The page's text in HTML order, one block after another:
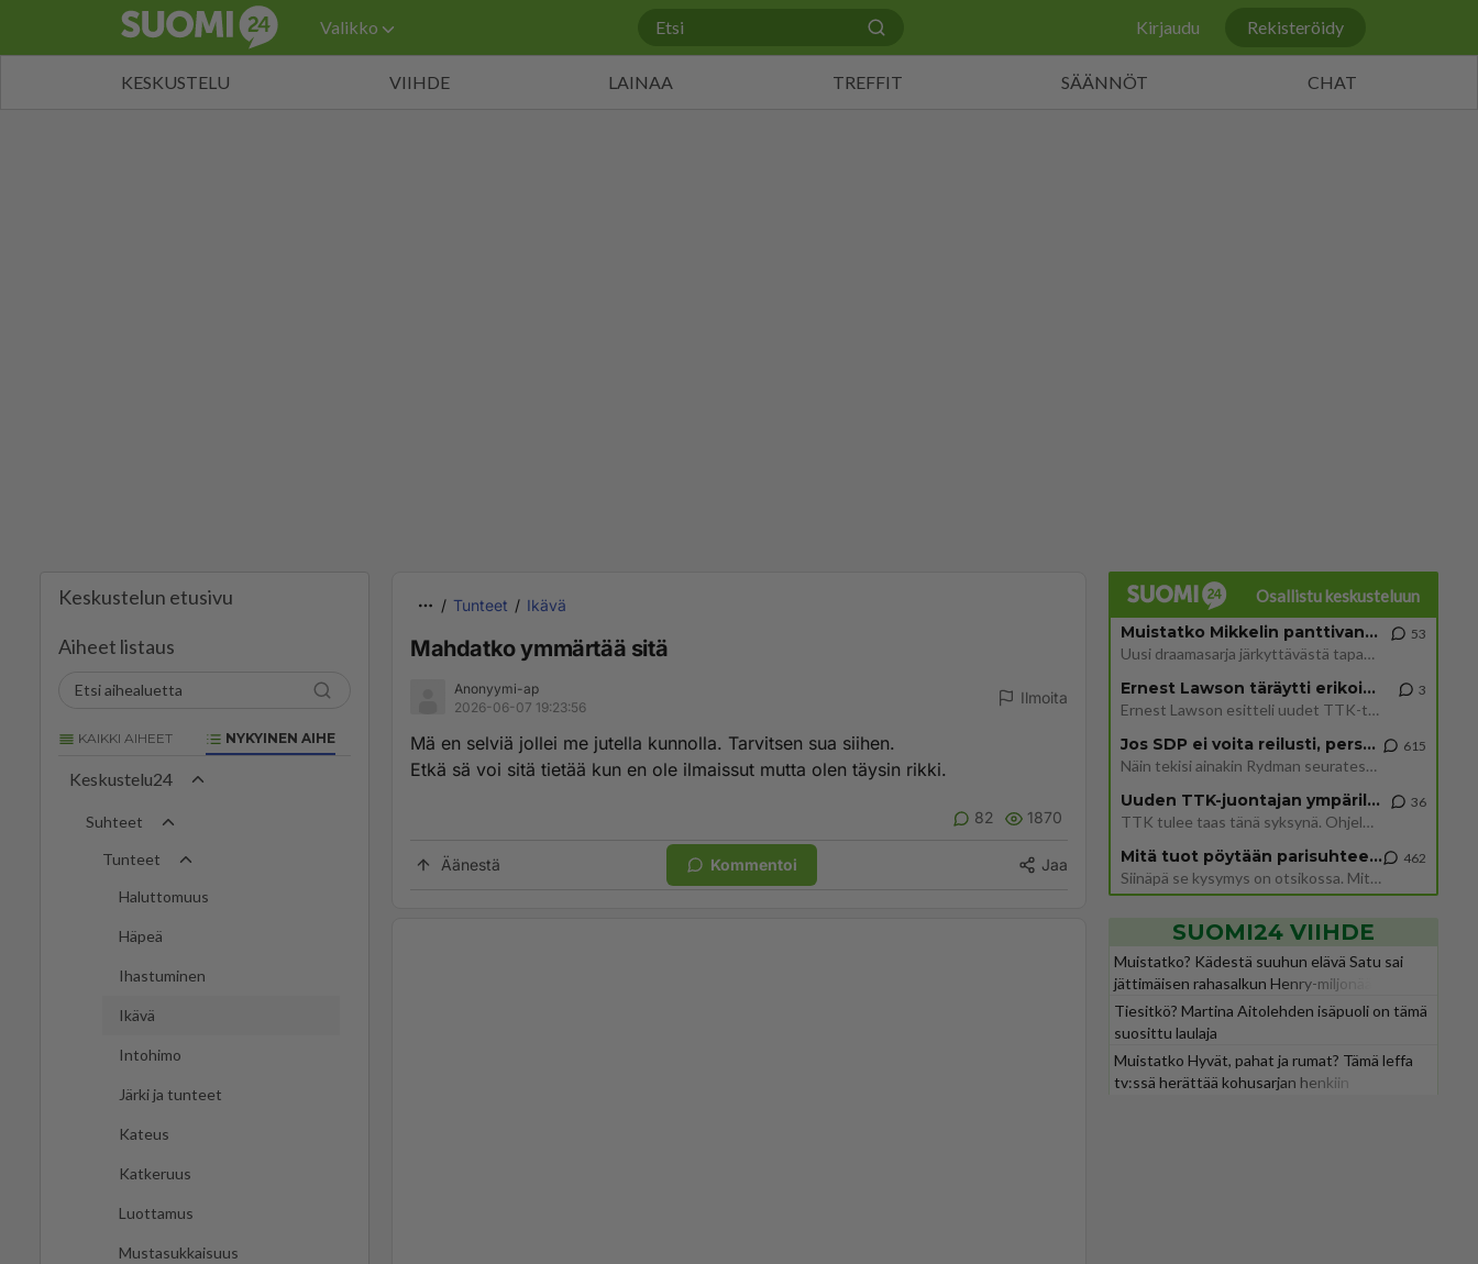
Valikko Kirjaudu Rekisteröidy
KESKUSTELU VIIHDE LAINAA TREFFIT SÄÄNNÖT CHAT
Keskustelun etusivu
Aiheet listaus
KAIKKI AIHEET NYKYINEN AIHE
Keskustelu24
Suhteet
Tunteet
Haluttomuus
Häpeä
Ihastuminen
Ikävä
Intohimo
Järki ja tunteet
Kateus
Katkeruus
Luottamus
Mustasukkaisuus
Tunteet Ikävä
Mahdatko ymmärtää sitä
Anonyymi-ap
2026-06-07 19:23:56
Ilmoita
Mä en selviä jollei me jutella kunnolla. Tarvitsen sua siihen.
Etkä sä voi sitä tietää kun en ole ilmaissut mutta olen täysin rikki.
82 1870
Äänestä Kommentoi Jaa
Osallistu keskusteluun
Muistatko Mikkelin panttivankidraaman?
Uusi draamasarja järkyttävästä tapauksesta on tulossa. Tositapahtumiin perustuva sarja ammentaa vuoden 1986 Mikkelin pan
53
Ernest Lawson täräytti erikoisen heiton TTK-lehdistötilaisuudessa: " Onko tässä tarkoituksena...?"
Ernest Lawson esitteli uudet TTK-tähtioppilaat ja opettajat torstaina 6.8. lehdistölle. Tulevalla kaudella on yksi hausk
3
Jos SDP ei voita reilusti, persut kumoavat demokratian Suomesta
Näin tekisi ainakin Rydman seuratessaan idolinsa Trumpin mallia https://www.is.fi/politiikka/art-2000012187244.html
615
Uuden TTK-juontajan ympärillä epätietoisuus sakenee - Nyt MTV hämmentää soppaa
TTK tulee taas tänä syksynä. Ohjelman uudet tähtioppilaat julkistetaan torstaina 6. elokuuta klo 14 alkavassa lehdistö
36
Mitä tuot pöytään parisuhteessa?
Siinäpä se kysymys on otsikossa. Mitäpä siis tuot/toisit pöytään parisuhteessa? Oletko mies vai nainen? Koetko sen mitä
462
SUOMI24 VIIHDE
Muistatko? Kädestä suuhun elävä Satu sai
jättimäisen rahasalkun Henry-miljonääriltä
Tiesitkö? Martina Aitolehden isäpuoli on tämä
suosittu laulaja
Muistatko Hyvät, pahat ja rumat? Tämä leffa
tv:ssä herättää kohusarjan henkiin